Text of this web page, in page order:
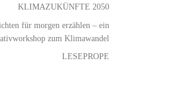
KLIMAZUKÜNFTE 2050
für morgen erzählen – ein
zum Klimawandel
LESEPROPE